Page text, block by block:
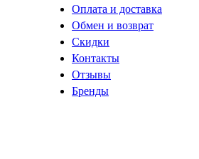
Оплата и доставка
Обмен и возврат
Скидки
Контакты
Отзывы
Бренды